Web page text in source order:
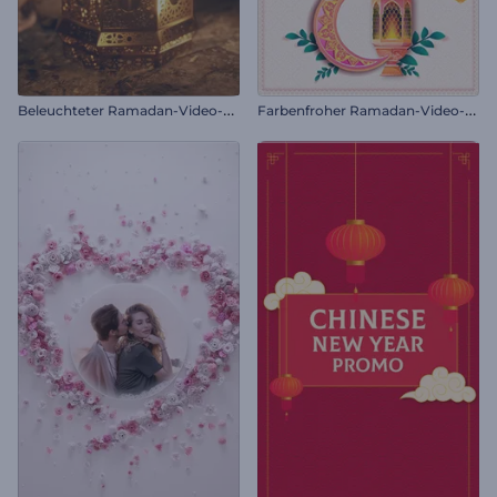
B
eleuchteter Ramadan-Video-Opener F
arbenfroher Ramadan-Video-Opener